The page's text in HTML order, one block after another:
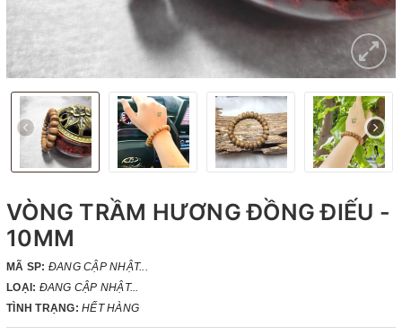
VÒNG TRẦM HƯƠNG ĐỒNG ĐIẾU -
10MM
MÃ SP: ĐANG CẬP NHẬT...
LOẠI: ĐANG CẬP NHẬT...
TÌNH TRẠNG: HẾT HÀNG